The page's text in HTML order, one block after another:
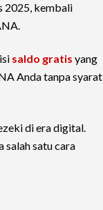
2025, kembali
saldo gratis yang
Anda tanpa syarat
di era digital.
salah satu cara